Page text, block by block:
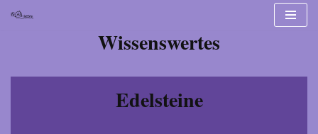
Wissenswertes
Edelsteine